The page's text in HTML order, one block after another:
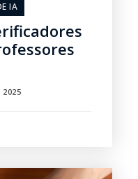
IA
2025